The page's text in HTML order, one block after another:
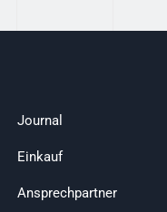
Journal
Einkauf
Ansprechpartner